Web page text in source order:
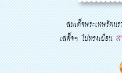
สมเด็จพระเทพรัตน
เสด็จฯ ไปทรงเยือน